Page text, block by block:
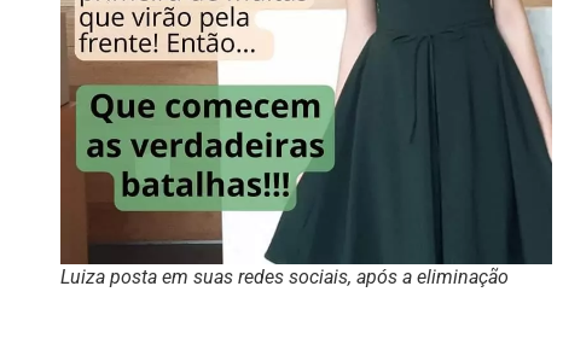
Luiza posta em suas redes sociais, após a eliminação